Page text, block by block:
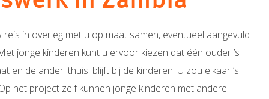
reis in overleg met u op maat samen, eventueel aangevuld
jonge kinderen kunt u ervoor kiezen dat één ouder ’s
en de ander 'thuis' blijft bij de kinderen. U zou elkaar ’s
het project zelf kunnen jonge kinderen met andere